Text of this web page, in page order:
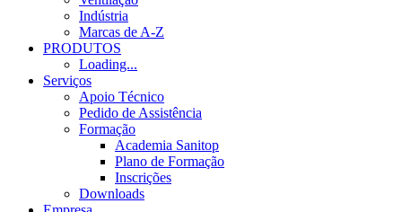
Indústria
Marcas de A-Z
PRODUTOS
Loading...
Serviços
Apoio Técnico
Pedido de Assistência
Formação
Academia Sanitop
Plano de Formação
Inscrições
Downloads